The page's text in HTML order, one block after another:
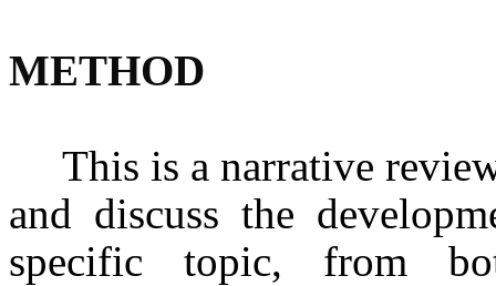
METHOD
This is a narrative
and discuss the
specific topic, from